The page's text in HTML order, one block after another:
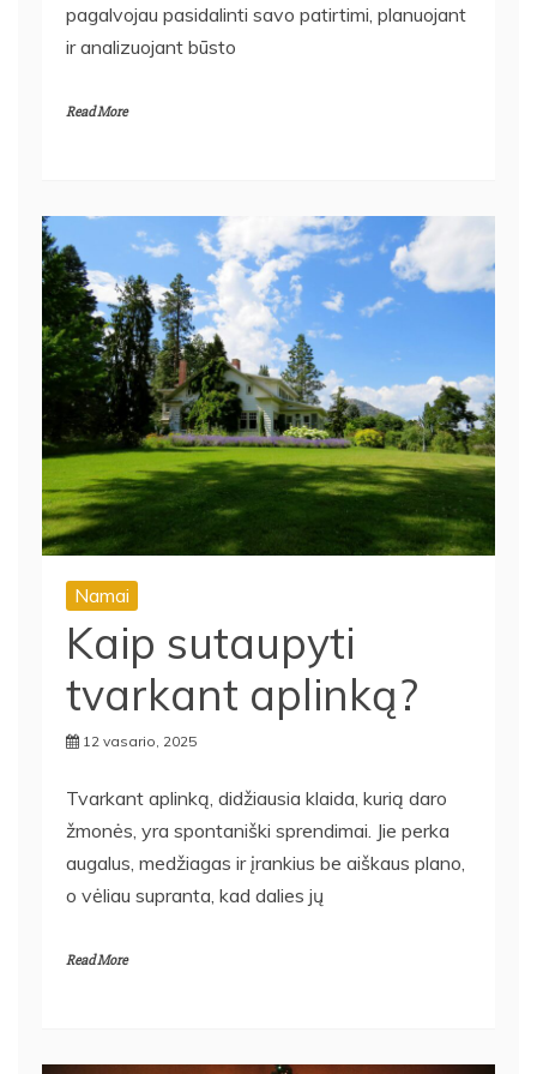
pagalvojau pasidalinti savo patirtimi, planuojant
ir analizuojant būsto
Read More
Namai
Kaip sutaupyti
tvarkant aplinką?
12 vasario, 2025
Tvarkant aplinką, didžiausia klaida, kurią daro
žmonės, yra spontaniški sprendimai. Jie perka
augalus, medžiagas ir įrankius be aiškaus plano,
o vėliau supranta, kad dalies jų
Read More